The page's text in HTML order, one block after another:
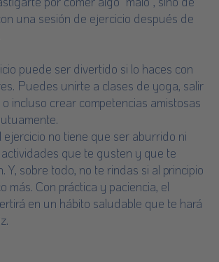
una sesión de ejercicio después de
puede ser divertido si lo haces con
Puedes unirte a clases de yoga, salir
incluso crear competencias amistosas
no tiene que ser aburrido ni
que te gusten y que te
Y, sobre todo, no te rindas si al principio
más. Con práctica y paciencia, el
en un hábito saludable que te hará